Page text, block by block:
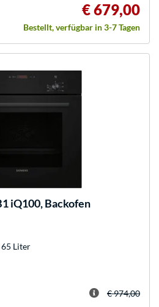
€ 679,00
Bestellt, verfügbar in 3-7 Tagen
iQ100, Backofen
Liter
€ 974,00